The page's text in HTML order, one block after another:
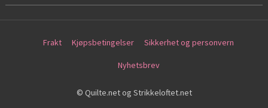
Frakt Kjøpsbetingelser Sikkerhet og personvern
Nyhetsbrev
© Quilte.net og Strikkeloftet.net